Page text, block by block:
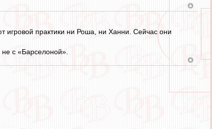
игровой практики ни Роша, ни Ханни. Сейчас они
с «Барселоной».